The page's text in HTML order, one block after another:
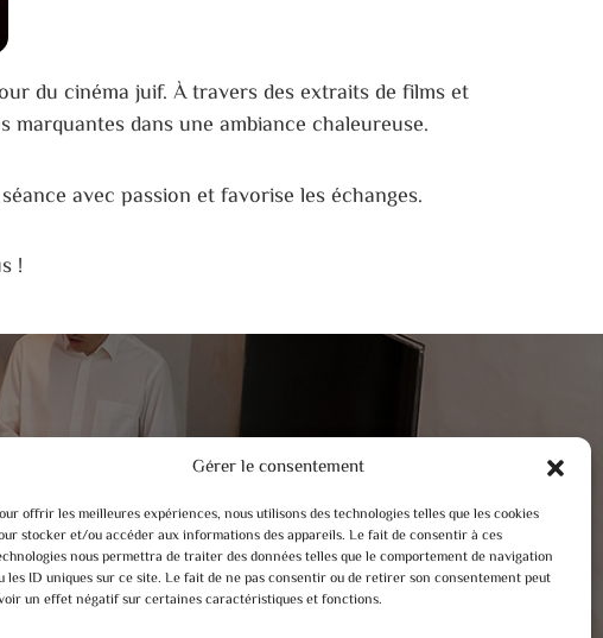
Gérer le consentement
offrir les meilleures expériences, nous utilisons des technologies telles que les cookies
stocker et/ou accéder aux informations des appareils. Le fait de consentir à ces
nous permettra de traiter des données telles que le comportement de navigation
les ID uniques sur ce site. Le fait de ne pas consentir ou de retirer son consentement peut
un effet négatif sur certaines caractéristiques et fonctions.
du cinéma juif. À travers des extraits de films et
dans une ambiance chaleureuse.
avec passion et favorise les échanges.
!